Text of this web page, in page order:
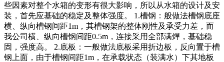
些因素对整个水箱的变形有很大影响，所以从水箱的设计及安
装，首先应基础的稳定及整体强度。 1.槽钢：般做法槽钢底座
横、纵向槽钢间距1m，其槽钢架的整体刚性及承受力差，而
我公司横、纵向槽钢间距0.5m，连接采用全部满焊，基础稳
固，强度高。 2.底板：一般做法底板采用折边板，反向置于槽
钢上面，由于槽钢间距1m，在承载状态（装满水）下其地板